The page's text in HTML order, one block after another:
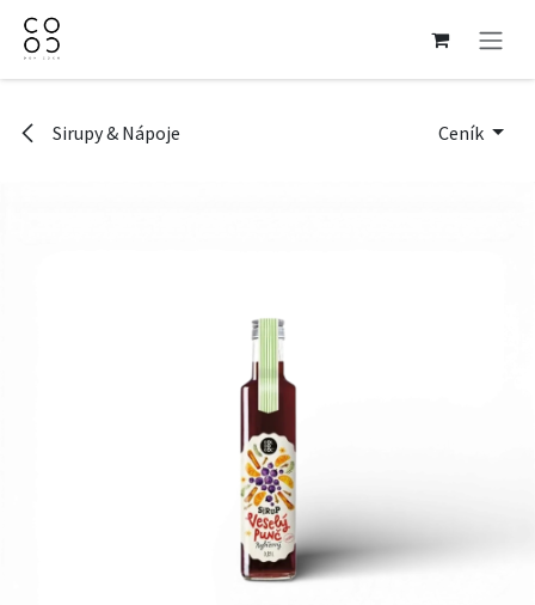
Přejít na obsah
Sirupy & Nápoje Ceník